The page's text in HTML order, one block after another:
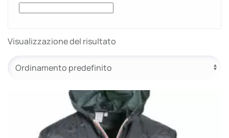
Visualizzazione del risultato